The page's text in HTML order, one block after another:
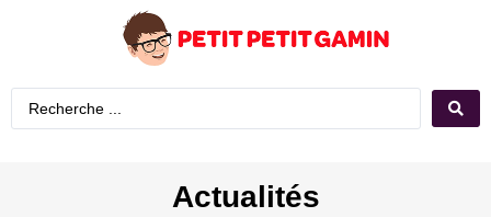
Actualités